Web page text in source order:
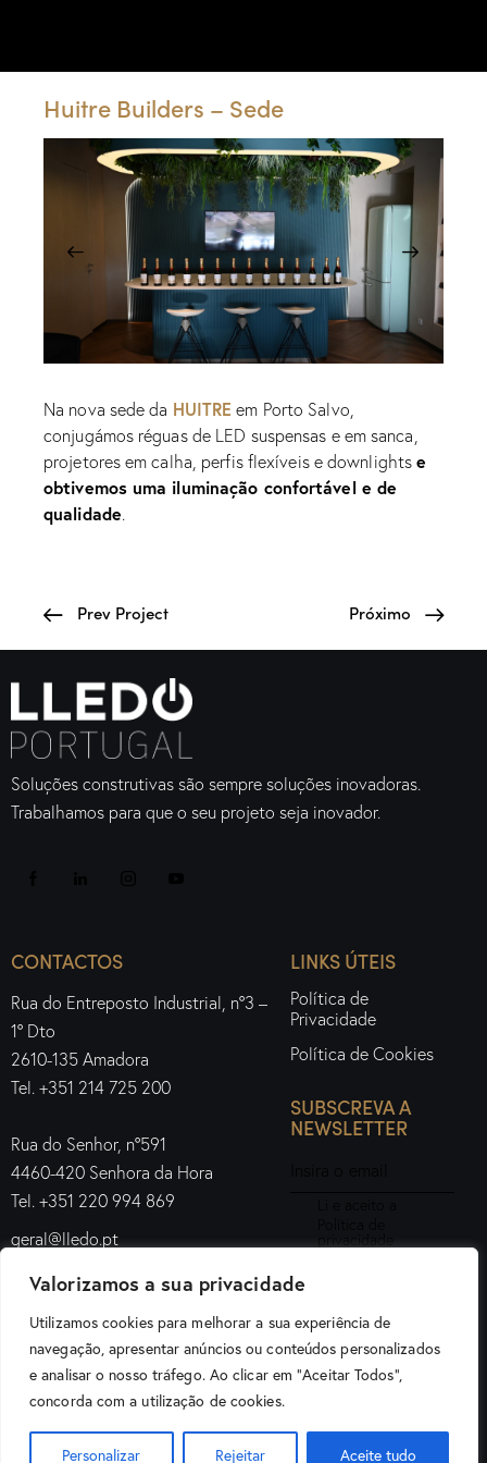
Valorizamos a sua privacidade
Utilizamos cookies para melhorar a sua experiência de
navegação, apresentar anúncios ou conteúdos personalizados
e analisar o nosso tráfego. Ao clicar em "Aceitar Todos",
concorda com a utilização de cookies.
Personalizar Rejeitar Aceite tudo
Huitre Builders – Sede
Na nova sede da HUITRE em Porto Salvo,
conjugámos réguas de LED suspensas e em sanca,
projetores em calha, perfis flexíveis e downlightse
obtivemos uma iluminação confortável e de
qualidade.
Prev Project Próximo
Soluções construtivas são sempre soluções inovadoras.
Trabalhamos para que o seu projeto seja inovador.
CONTACTOS
Rua do Entreposto Industrial, nº3 –
1º Dto
2610-135 Amadora
Tel. +351 214 725 200
Rua do Senhor, nº591
4460-420 Senhora da Hora
Tel. +351 220 994 869
geral@lledo.pt
LINKS ÚTEIS
Política de
Privacidade
Política de Cookies
SUBSCREVA A
NEWSLETTER
privacidade
Lledo Iluminação Portugal © 2026. Todos os direitos